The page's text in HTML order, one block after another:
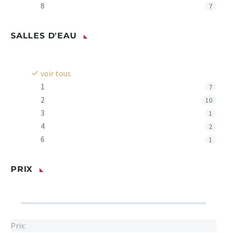
8 7
SALLES D'EAU
voir tous
1
7
2 10
3 1
4 2
6 1
PRIX
Prix: